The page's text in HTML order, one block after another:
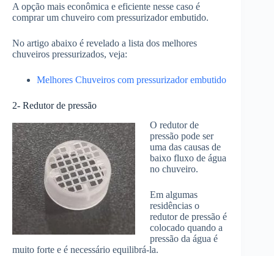
A opção mais econômica e eficiente nesse caso é
comprar um chuveiro com pressurizador embutido.
No artigo abaixo é revelado a lista dos melhores
chuveiros pressurizados, veja:
Melhores Chuveiros com pressurizador embutido
2- Redutor de pressão
O redutor de
pressão pode ser
uma das causas de
baixo fluxo de água
no chuveiro.
Em algumas
residências o
redutor de pressão é
colocado quando a
pressão da água é
muito forte e é necessário equilibrá-la.